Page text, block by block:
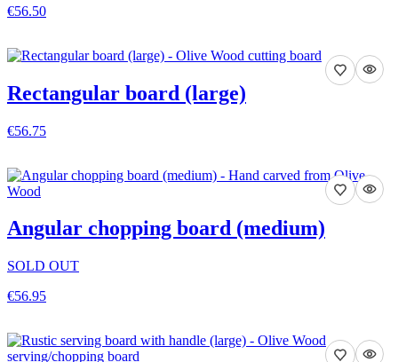
€56.50
Rectangular board (large)
€56.75
Angular chopping board (medium)
SOLD OUT
€56.95